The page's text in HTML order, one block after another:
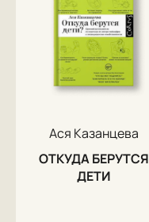
Ася Казанцева
ОТКУДА БЕРУТСЯ
ДЕТИ